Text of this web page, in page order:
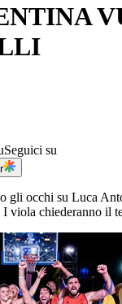
Seguici su
gli occhi su Luca
viola chiederanno il